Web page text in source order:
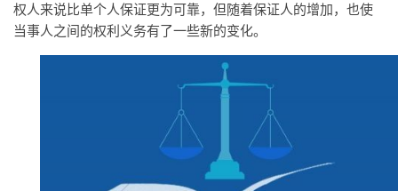
权人来说比单个人保证更为可靠，但随着保证人的增加，也使
当事人之间的权利义务有了一些新的变化。